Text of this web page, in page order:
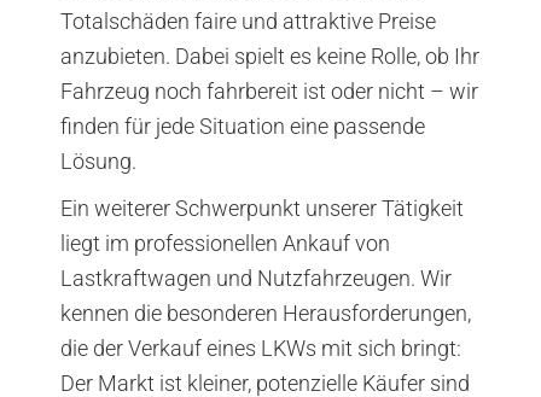
Totalschäden faire und attraktive Preise
anzubieten. Dabei spielt es keine Rolle, ob Ihr
Fahrzeug noch fahrbereit ist oder nicht – wir
finden für jede Situation eine passende
Lösung.
Ein weiterer Schwerpunkt unserer Tätigkeit
liegt im professionellen Ankauf von
Lastkraftwagen und Nutzfahrzeugen. Wir
kennen die besonderen Herausforderungen,
die der Verkauf eines LKWs mit sich bringt:
Der Markt ist kleiner, potenzielle Käufer sind